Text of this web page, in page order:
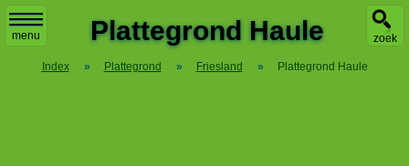
menu zoek
Plattegrond Haule
Index » Plattegrond » Friesland » Plattegrond Haule